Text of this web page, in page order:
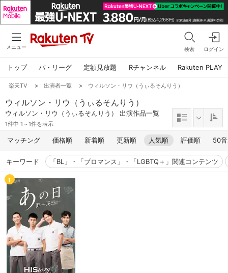
メニュー 検索 ログイン
トップ パ・リーグ 定額見放題 Rチャンネル Rakuten PLAY
楽天TV > 出演者一覧 > ウィルソン・リウ（うぃるそんりう）
ウィルソン・リウ（うぃるそんりう）
ウィルソン・リウ（うぃるそんりう） 出演作品一覧
1件中 1～1件を表示
マッチング 価格順 新着順 更新順 人気順 評価順 50
キーワード 「BL」・「ブロマンス」・「LGBTQ＋」関連コンテンツ
1